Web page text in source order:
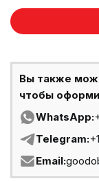
Вы также
чтобы
WhatsApp:
Telegram:
Email: